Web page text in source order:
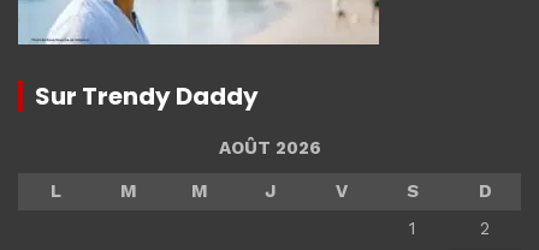
Sur Trendy Daddy
AOÛT 2026
L
M M J V S
D
1
2